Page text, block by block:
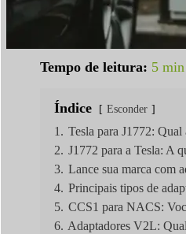
Tempo de leitura: 5 min
Índice Esconder
1. Tesla para J1772: Qual
2. J1772 para a Tesla: A
3. Lance sua marca com
4. Principais tipos de
5. CCS1 para NACS:
6. Adaptadores V2L: